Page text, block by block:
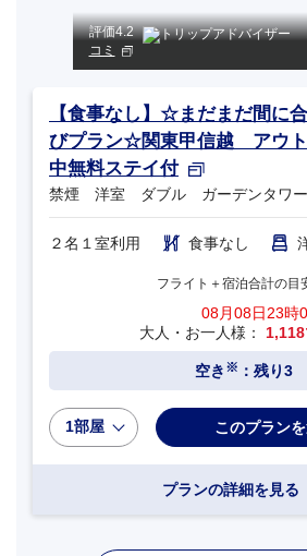
評価4.2
コミ
【食事なし】☆まだまだ間に
びプラン☆関東甲信越 アウト
中無料ステイ付
禁煙 洋室 ダブル ガーデンタワー
２名１室利用 食事なし
フライト＋宿泊合計の目
08月08日23時
大人・お一人様：
空き ※ ：残り3
1部屋
プランの詳細を見る